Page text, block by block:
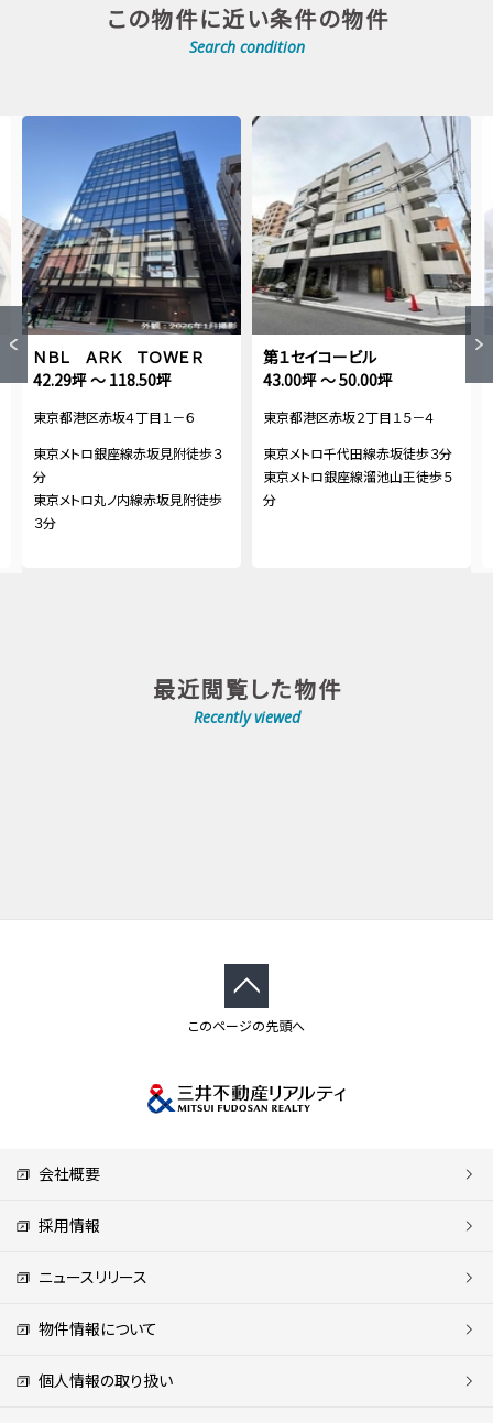
この物件に近い条件の物件
Search condition
ＮＢＬ ＡＲＫ ＴＯＷＥＲ
42.29坪 ～ 118.50坪
東京都港区赤坂４丁目１－６
東京メトロ銀座線赤坂見附徒歩３
分
東京メトロ丸ノ内線赤坂見附徒歩
３分
第１セイコービル
43.00坪 ～ 50.00坪
東京都港区赤坂２丁目１５－４
東京メトロ千代田線赤坂徒歩３分
東京メトロ銀座線溜池山王徒歩５
分
最近閲覧した物件
Recently viewed
このページの先頭へ
会社概要
採用情報
ニュースリリース
物件情報について
個人情報の取り扱い